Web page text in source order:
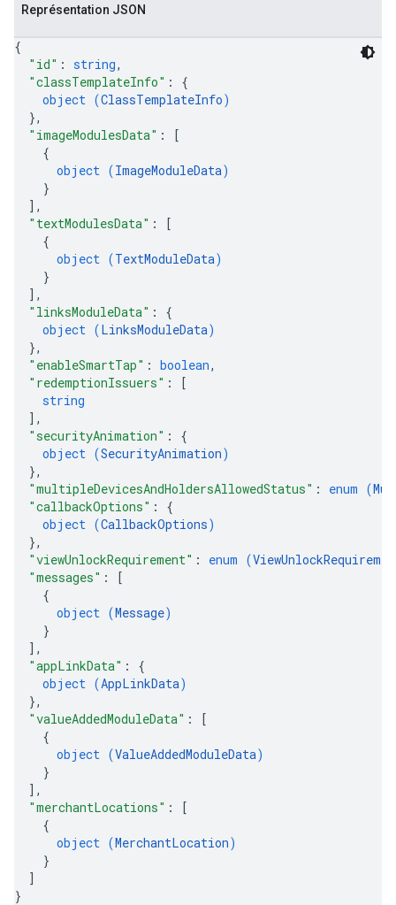
Représentation JSON
{
"id" : string,
"classTemplateInfo" : {
object (ClassTemplateInfo)
},
"imageModulesData" :
[
{
object (ImageModuleData)
}
] ,
"textModulesData" :
[
{
object (TextModuleData)
}
] ,
"linksModuleData" : {
object (LinksModuleData)
},
"enableSmartTap" : boolean,
"redemptionIssuers" :
[
string
] ,
"securityAnimation" : {
object (SecurityAnimation)
},
"multipleDevicesAndHoldersAllowedStatus" : enum (
"callbackOptions" : {
object (CallbackOptions)
},
"viewUnlockRequirement" : enum (
"messages" :
[
{
object (Message)
}
] ,
"appLinkData" : {
object (AppLinkData)
},
"valueAddedModuleData" :
[
{
object (ValueAddedModuleData)
}
] ,
"merchantLocations" :
[
{
object (MerchantLocation)
}
]
}